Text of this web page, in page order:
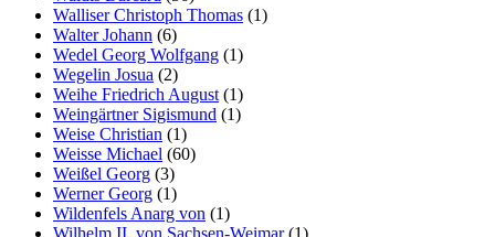
Walliser Christoph Thomas (1)
Walter Johann (6)
Wedel Georg Wolfgang (1)
Wegelin Josua (2)
Weihe Friedrich August (1)
Weingärtner Sigismund (1)
Weise Christian (1)
Weisse Michael (60)
Weißel Georg (3)
Werner Georg (1)
Wildenfels Anarg von (1)
Wilhelm II. von Sachsen-Weimar(1)